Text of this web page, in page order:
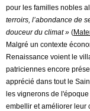
pour les familles nobles
terroirs, l’abondance de
douceur du climat » (
Malgré un contexte
Renaissance voient le
patriciennes encore
apprécié dans tout le
les vignerons de
embellir et améliorer leur